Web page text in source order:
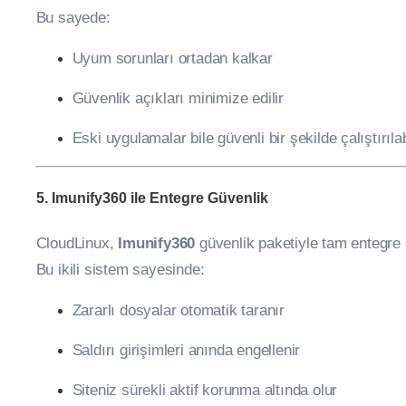
Bu sayede:
Uyum sorunları ortadan kalkar
Güvenlik açıkları minimize edilir
Eski uygulamalar bile güvenli bir şekilde
5. Imunify360 ile Entegre Güvenlik
CloudLinux, Imunify360 güvenlik paketiyle tam entegre
Bu ikili sistem sayesinde:
Zararlı dosyalar otomatik taranır
Saldırı girişimleri anında engellenir
Siteniz sürekli aktif korunma altında olur